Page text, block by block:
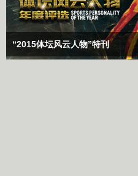
“2015体坛风云人物”特刊